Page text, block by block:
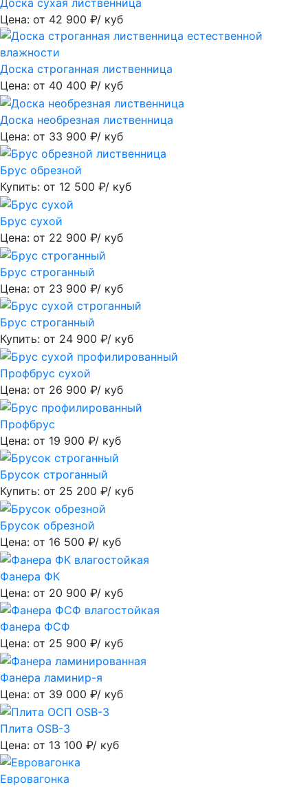
Доска сухая лиственница
Цена: от 42 900 ₽/ куб
Доска строганная лиственница
Цена: от 40 400 ₽/ куб
Доска необрезная лиственница
Цена: от 33 900 ₽/ куб
Брус обрезной
Купить: от 12 500 ₽/ куб
Брус сухой
Цена: от 22 900 ₽/ куб
Брус строганный
Цена: от 23 900 ₽/ куб
Брус строганный
Купить: от 24 900 ₽/ куб
Профбрус сухой
Цена: от 26 900 ₽/ куб
Профбрус
Цена: от 19 900 ₽/ куб
Брусок строганный
Купить: от 25 200 ₽/ куб
Брусок обрезной
Цена: от 16 500 ₽/ куб
Фанера ФК
Цена: от 20 900 ₽/ куб
Фанера ФСФ
Цена: от 25 900 ₽/ куб
Фанера ламинир-я
Цена: от 39 000 ₽/ куб
Плита OSB-3
Цена: от 13 100 ₽/ куб
Евровагонка